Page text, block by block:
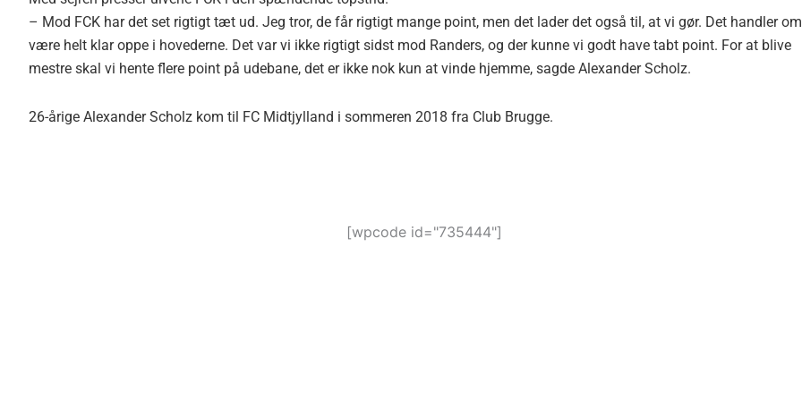
– Mod FCK har det set rigtigt tæt ud. Jeg tror, de får rigtigt mange point, men det lader det også til, at vi gør. Det handler
være helt klar oppe i hovederne. Det var vi ikke rigtigt sidst mod Randers, og der kunne vi godt have tabt point. For at blive
mestre skal vi hente flere point på udebane, det er ikke nok kun at vinde hjemme, sagde Alexander Scholz.
26-årige Alexander Scholz kom til FC Midtjylland i sommeren 2018 fra Club Brugge.
[wpcode id="735444"]